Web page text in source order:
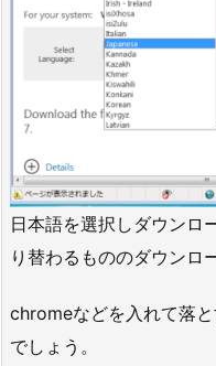
日本語を選択しダウンロ
り替わるもののダウンロ
chromeなどを入れて落
でしょう。